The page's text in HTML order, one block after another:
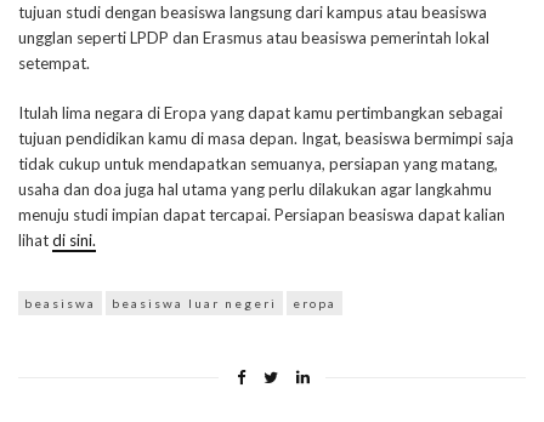
tujuan studi dengan beasiswa langsung dari kampus atau beasiswa
ungglan seperti LPDP dan Erasmus atau beasiswa pemerintah lokal
setempat.
Itulah lima negara di Eropa yang dapat kamu pertimbangkan sebagai
tujuan pendidikan kamu di masa depan. Ingat, beasiswa bermimpi saja
tidak cukup untuk mendapatkan semuanya, persiapan yang matang,
usaha dan doa juga hal utama yang perlu dilakukan agar langkahmu
menuju studi impian dapat tercapai. Persiapan beasiswa dapat kalian
lihatdi sini.
beasiswa beasiswa luar negeri eropa